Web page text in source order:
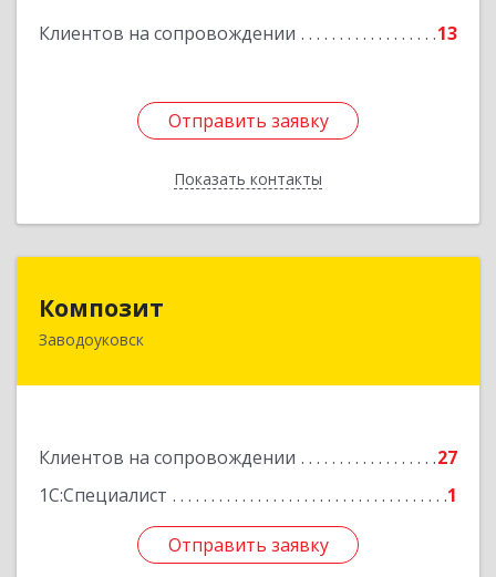
Клиентов на сопровождении 13
Отправить заявку
Показать контакты
Подробнее
Отправить заявку
Назад
Композит
Заводоуковск
Клиентов на сопровождении
27
1С:Специалист
1
Отправить заявку
627140, Тюменская обл, Заводоуковский р-н,
Отправить заявку